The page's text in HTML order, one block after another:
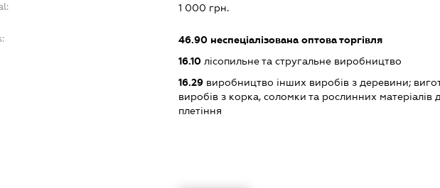
1 000 грн.
46.90неспеціалізована оптова торгівля
16.10лісопильне та стругальне виробництво
16.29виробництво інших виробів з деревини;
виробів з корка, соломки та рослинних матеріалів
плетіння